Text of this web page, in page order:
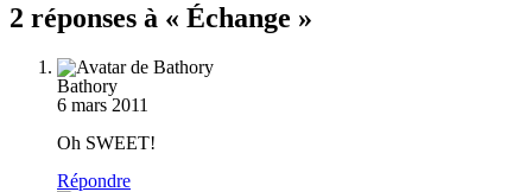
2 réponses à « Échange »
Bathory
6 mars 2011
Oh SWEET!
Répondre